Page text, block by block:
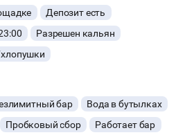
Депозит есть
Разрешен кальян
бар
Вода в бутылках
Пробковый сбор Работает бар